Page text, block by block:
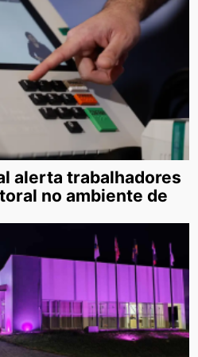
alerta trabalhadores
no ambiente de